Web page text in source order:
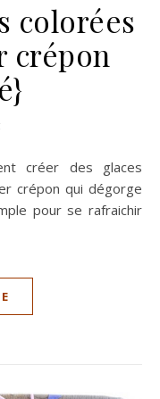
colorées
crépon
crépon qui dégorge
pour se rafraichir